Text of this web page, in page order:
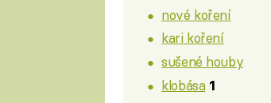
nové koření
kari koření
sušené houby
klobása 1